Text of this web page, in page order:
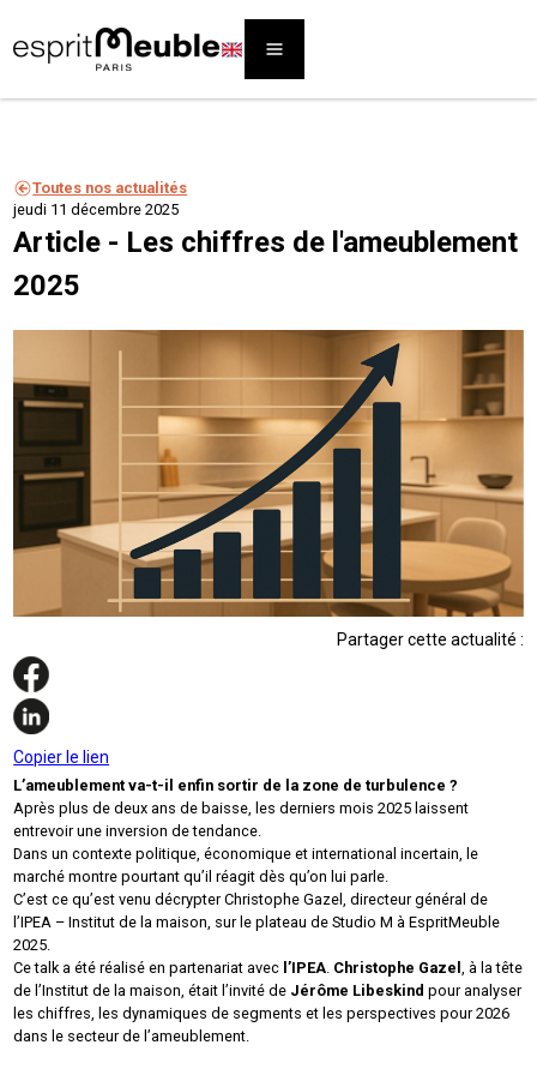
Toutes nos actualités
jeudi 11 décembre 2025
Article - Les chiffres de l'ameublement
2025
Partager cette actualité :
Copier le lien
L’ameublement va-t-il enfin sortir de la zone de turbulence ?
Après plus de deux ans de baisse, les derniers mois 2025 laissent
entrevoir une inversion de tendance.
Dans un contexte politique, économique et international incertain, le
marché montre pourtant qu’il réagit dès qu’on lui parle.
C’est ce qu’est venu décrypter Christophe Gazel, directeur général de
l’IPEA – Institut de la maison, sur le plateau de Studio M à EspritMeuble
2025.
Ce talk a été réalisé en partenariat avec l’IPEA. Christophe Gazel, à la tête
de l’Institut de la maison, était l’invité de Jérôme Libeskindpour analyser
les chiffres, les dynamiques de segments et les perspectives pour 2026
dans le secteur de l’ameublement.